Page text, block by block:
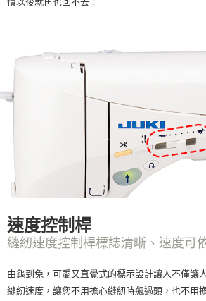
速度控制桿
縫紉速度控制桿標誌清晰、速度可
由龜到兔，可愛又直覺式的標示設計讓人不僅讓
縫紉速度，讓您不用擔心縫紉時飆過頭，也不用